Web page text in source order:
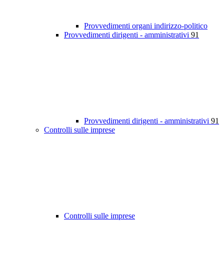
Provvedimenti organi indirizzo-politico
Provvedimenti dirigenti - amministrativi 91
Provvedimenti dirigenti - amministrativi 91
Controlli sulle imprese
Controlli sulle imprese